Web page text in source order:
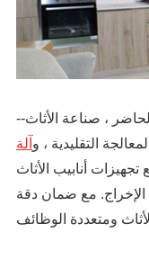
--، صناعة الأثاث
التقليدية ، و آلة
أنابيب الأثاث
الإخراج. مع ضمان دقة